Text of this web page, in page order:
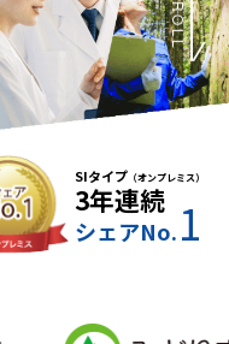
SIタイプ （オンプレミス）
3年連続
シェアNo.1
SCROLL